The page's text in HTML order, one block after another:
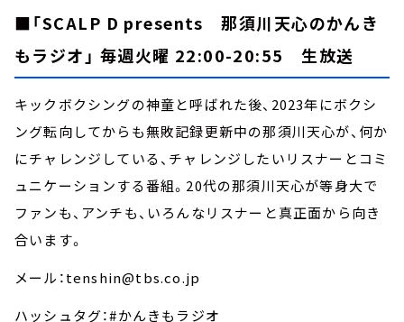
お知らせ
イベント・グッズ
YouTube
会社情報
■「SCALP D presents 那須川天心のかんき
もラジオ」 毎週火曜 22:00-20:55 生放送
キックボクシングの神童と呼ばれた後、2023年にボクシ
ング転向してからも無敗記録更新中の那須川天心が、何か
にチャレンジしている、チャレンジしたいリスナーとコミ
ュニケーションする番組。20代の那須川天心が等身大で
ファンも、アンチも、いろんなリスナーと真正面から向き
合います。
メール：tenshin@tbs.co.jp
ハッシュタグ：#かんきもラジオ